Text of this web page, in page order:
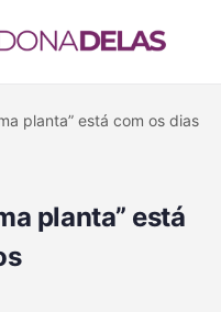
planta” está com os dias
planta” está